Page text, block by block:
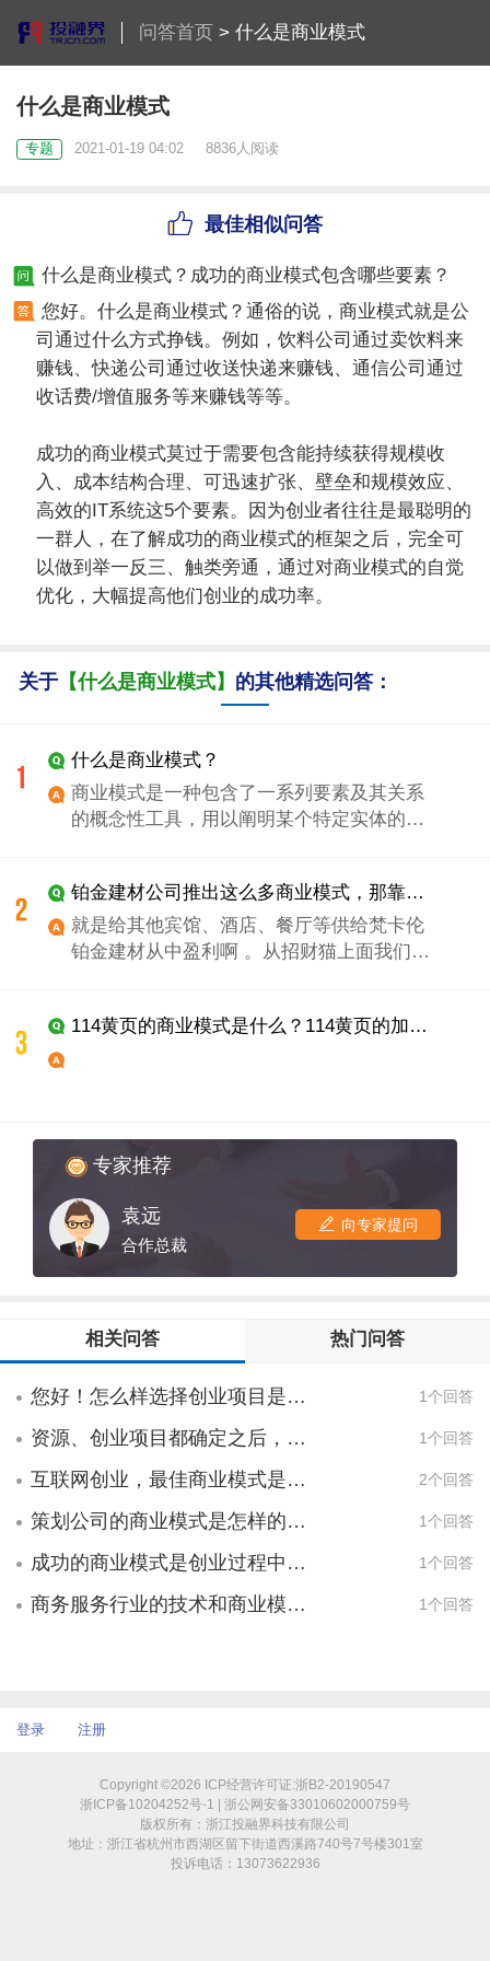
问答首页> 什么是商业模式
什么是商业模式
专题 2021-01-19 04:02 8836人阅读
最佳相似问答
什么是商业模式？成功的商业模式包含哪些要素？
您好。什么是商业模式？通俗的说，商业模式就是公
司通过什么方式挣钱。例如，饮料公司通过卖饮料来
赚钱、快递公司通过收送快递来赚钱、通信公司通过
收话费/增值服务等来赚钱等等。
成功的商业模式莫过于需要包含能持续获得规模收
入、成本结构合理、可迅速扩张、壁垒和规模效应、
高效的IT系统这5个要素。因为创业者往往是最聪明的
一群人，在了解成功的商业模式的框架之后，完全可
以做到举一反三、触类旁通，通过对商业模式的自觉
优化，大幅提高他们创业的成功率。
关于【什么是商业模式】 的其他精选问答：
什么是商业模式？
商业模式是一种包含了一系列要素及其关系
的概念性工具，用以阐明某个特定实体的商
产品概念、产品定义、财务分析和提供组织
保障六个步骤设计适合自己的商业模式。
铂金建材公司推出这么多商业模式，那靠什么盈利？加盟商的材料都是就地取材？难道总公司只赚取前期费用？
就是给其他宾馆、酒店、餐厅等供给梵卡伦
铂金建材从中盈利啊 。从招财猫上面我们可
心、健身美体中心、美容美发中心、KTV中
建筑空间装饰服务的直接提供者，与他们直
接长期合作，必将受到众多装饰用户喜爱，
楼盘开发商合作 本产品绿色环保、施工
简便、实用实惠的特点，很受欢迎。与当地
带，连接着市场终端，占领着市场的大部分
品的品牌忠诚度。★进驻批发零售领域,家庭
装修市场巨大 A.进驻建材城-各类建材城
是建材最好的销售渠道之一。合作者可在在
当地建材城开辟门店，或者与建材城商家合
每天销量不少；若与多个建材城建立长期合
作关系，则销售量更大。 B.与建材经销
宣传过硬的产品质量、新颖的产品包装、独
观，引发群体效应，订单源源不断！
114黄页的商业模式是什么？114黄页的加盟费用是多少？
专家推荐
袁远
合作总裁
向专家提问
相关问答 热门问答
您好！怎么样选择创业项目是属于商业模式？ 1个回答
资源、创业项目都确定之后，是不是要选择合适的商业模式进行经营？ 1个回答
互联网创业，最佳商业模式是什么？ 2个回答
策划公司的商业模式是怎样的？利润主要来自于哪里？ 1个回答
成功的商业模式是创业过程中自然而然形成的吗？ 1个回答
商务服务行业的技术和商业模式是什么啊 1个回答
登录 注册
Copyright ©2026 ICP经营许可证:浙B2-20190547
浙ICP备10204252号-1 | 浙公网安备33010602000759号
版权所有：浙江投融界科技有限公司
地址：浙江省杭州市西湖区留下街道西溪路740号7号楼301室
投诉电话：13073622936